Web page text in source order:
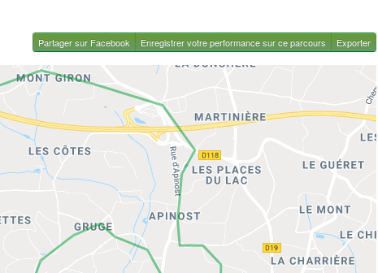
Partager sur Facebook Enregistrer votre performance sur ce parcours Exporter